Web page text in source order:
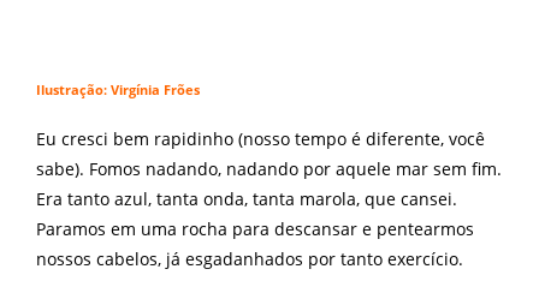
Ilustração: Virgínia Frões
Eu cresci bem rapidinho (nosso tempo é diferente, você
sabe). Fomos nadando, nadando por aquele mar sem fim.
Era tanto azul, tanta onda, tanta marola, que cansei.
Paramos em uma rocha para descansar e pentearmos
nossos cabelos, já esgadanhados por tanto exercício.